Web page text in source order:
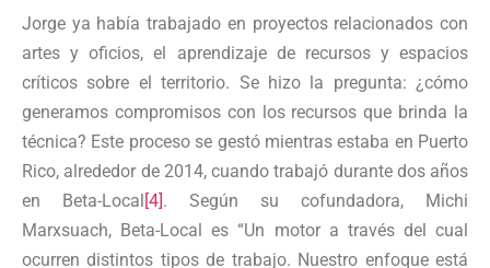
Jorge ya había trabajado en proyectos relacionados con
artes y oficios, el aprendizaje de recursos y espacios
críticos sobre el territorio. Se hizo la pregunta: ¿cómo
generamos compromisos con los recursos que brinda la
técnica? Este proceso se gestó mientras estaba en Puerto
Rico, alrededor de 2014, cuando trabajó durante dos años
en Beta-Local [4] . Según su cofundadora, Michi
Marxsuach, Beta-Local es “Un motor a través del cual
ocurren distintos tipos de trabajo. Nuestro enfoque está